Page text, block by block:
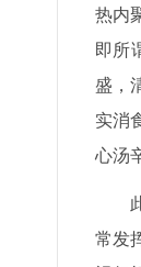
热内
即所
盛，
实消
心汤
常发